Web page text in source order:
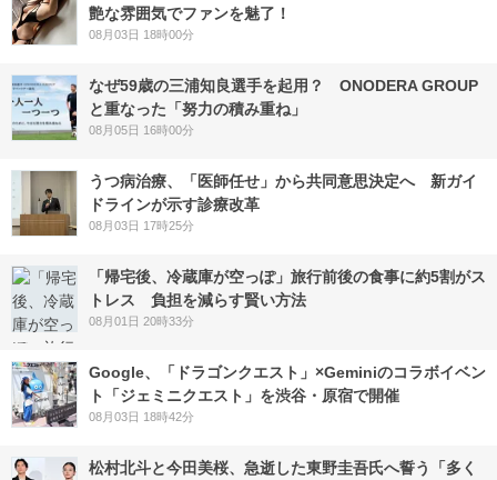
艶な雰囲気でファンを魅了！
08月03日 18時00分
なぜ59歳の三浦知良選手を起用？ ONODERA GROUP
と重なった「努力の積み重ね」
08月05日 16時00分
うつ病治療、「医師任せ」から共同意思決定へ 新ガイ
ドラインが示す診療改革
08月03日 17時25分
「帰宅後、冷蔵庫が空っぽ」旅行前後の食事に約5割がス
トレス 負担を減らす賢い方法
08月01日 20時33分
Google、「ドラゴンクエスト」×Geminiのコラボイベン
ト「ジェミニクエスト」を渋谷・原宿で開催
08月03日 18時42分
松村北斗と今田美桜、急逝した東野圭吾氏へ誓う「多く